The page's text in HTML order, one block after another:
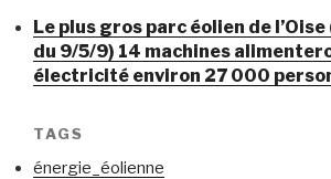
Le plus gros parc éolien de
du 9/5/9) 14 machines
électricité environ 27 000
TAGS
énergie_éolienne